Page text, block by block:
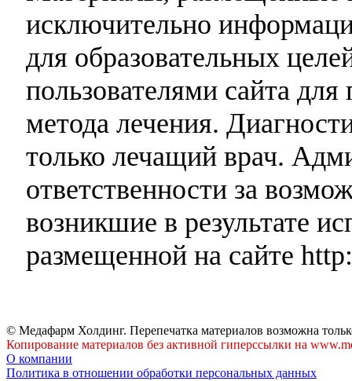
исключительно
для образовательных
пользователями сайта
метода лечения.
только лечащий врач.
ответственности за
возникшие в результате
размещенной на сайте
© Медафарм Холдинг. Перепечатка материалов возможна
Копирование материалов без активной гиперссылки на
О компании
Политика в отношении обработки персональных данных